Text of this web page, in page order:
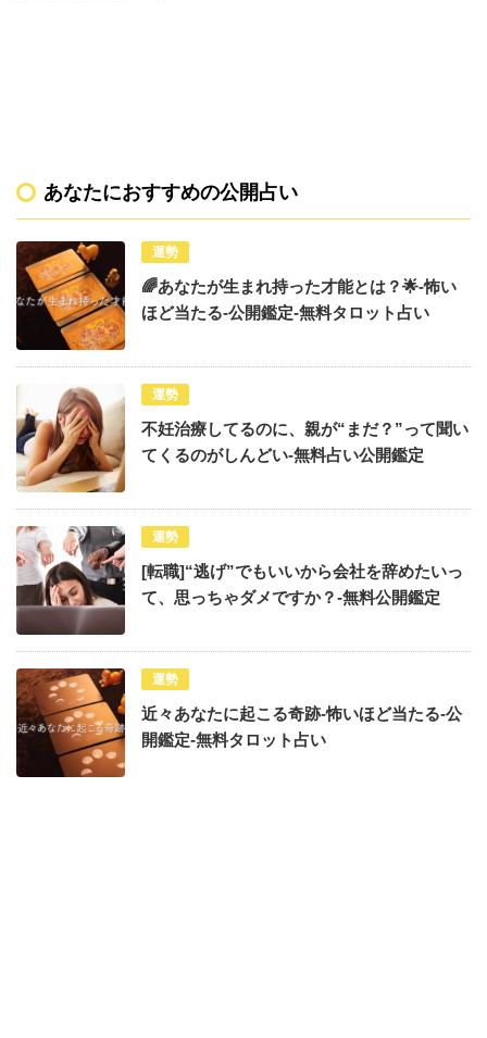
あなたにおすすめの公開占い
運勢
🌈あなたが生まれ持った才能とは？🌟-怖い
ほど当たる-公開鑑定-無料タロット占い
運勢
不妊治療してるのに、親が“まだ？”って聞い
てくるのがしんどい-無料占い公開鑑定
運勢
[転職]“逃げ”でもいいから会社を辞めたいっ
て、思っちゃダメですか？-無料公開鑑定
運勢
近々あなたに起こる奇跡-怖いほど当たる-公
開鑑定-無料タロット占い